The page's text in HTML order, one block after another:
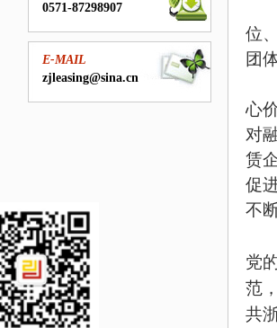
0571-87298907
E-MAIL
zjleasing@sina.cn
位
团
心
对
赁
促
不
党
范
共